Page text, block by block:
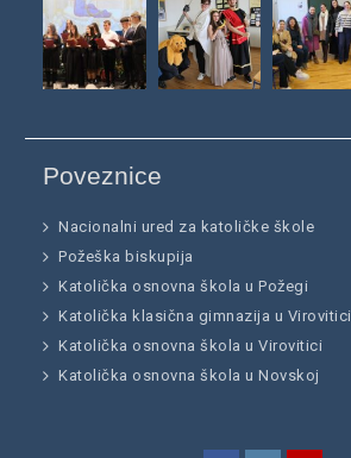
Poveznice
Nacionalni ured za katoličke škole
Požeška biskupija
Katolička osnovna škola u Požegi
Katolička klasična gimnazija u Virovitici
Katolička osnovna škola u Virovitici
Katolička osnovna škola u Novskoj